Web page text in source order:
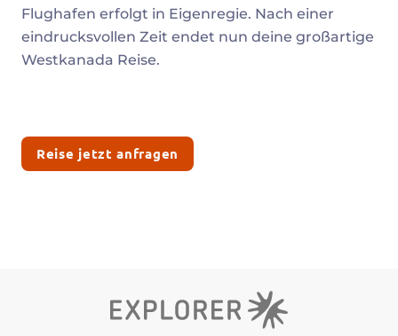
Flughafen erfolgt in Eigenregie. Nach einer
eindrucksvollen Zeit endet nun deine großartige
Westkanada Reise.
Reise jetzt anfragen